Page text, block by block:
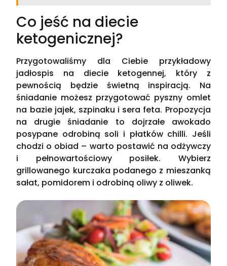
Co jeść na diecie
ketogenicznej?
Przygotowaliśmy dla Ciebie przykładowy
jadłospis na diecie ketogennej, który z
pewnością będzie świetną inspiracją. Na
śniadanie możesz przygotować pyszny omlet
na bazie jajek, szpinaku i sera feta. Propozycja
na drugie śniadanie to dojrzałe awokado
posypane odrobiną soli i płatków chilli. Jeśli
chodzi o obiad – warto postawić na odżywczy
i pełnowartościowy posiłek. Wybierz
grillowanego kurczaka podanego z mieszanką
sałat, pomidorem i odrobiną oliwy z oliwek.